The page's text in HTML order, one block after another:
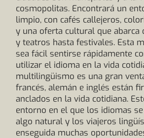
cosmopolitas. Encontrará un
limpio, con cafés callejeros,
y una oferta cultural que abarca
y teatros hasta festivales. Esta
sea fácil sentirse rápidamente
utilizar el idioma en la vida
multilingüismo es una gran
francés, alemán e inglés están
anclados en la vida cotidiana.
entorno en el que los idiomas
algo natural y los viajeros
enseguida muchas